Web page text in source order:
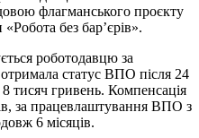
флагманського проєкту
без бар’єрів».
роботодавцю за
статус ВПО після 24
тисяч гривень. Компенсація
за працевлаштування ВПО з
6 місяців.